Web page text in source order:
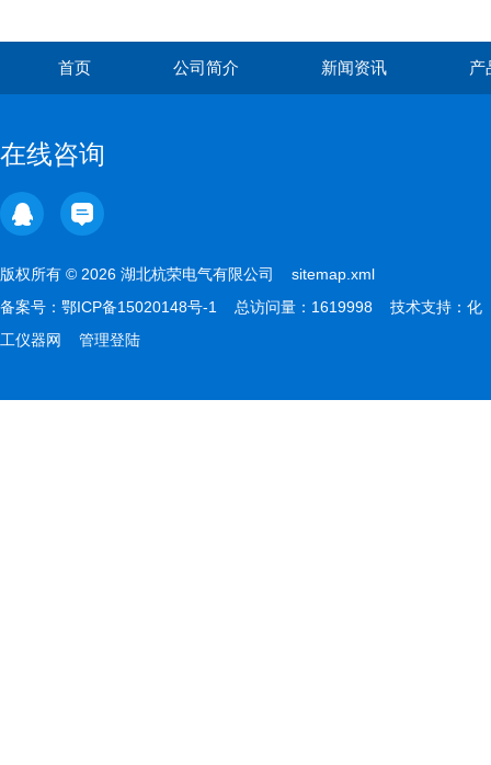
首页 公司简介 新闻资讯 产
在线咨询
版权所有 © 2026 湖北杭荣电气有限公司 sitemap.xml
备案号： 鄂ICP备15020148号-1 总访问量：1619998 技术支持： 化
工仪器网
管理登陆